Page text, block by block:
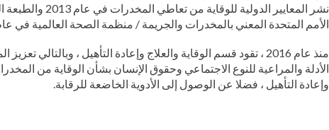
نشر المعايير الدولية
الأمم المتحدة المعني بالمخدرات والجريمة / منظمة الصحة العالمية في عام
منذ عام 2016 ، تقود قسم الوقاية والعلاج وإعادة التأهيل ، وبالتالي
الأدلة والمراعية للنوع الاجتماعي وحقوق الإنسان بشأن الوقاية من
وإعادة التأهيل ، فضلا عن الوصول إلى الأدوية الخاضعة للرقابة.